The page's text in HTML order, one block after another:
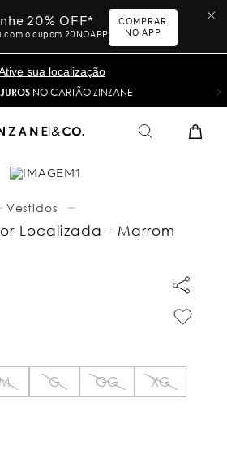
20% OFF*
o cupom 20NOAPP
COMPRAR
NO APP
sua localização
NO CARTÃO ZINZANE
Vestidos
Localizada - Marrom
G GG
XG